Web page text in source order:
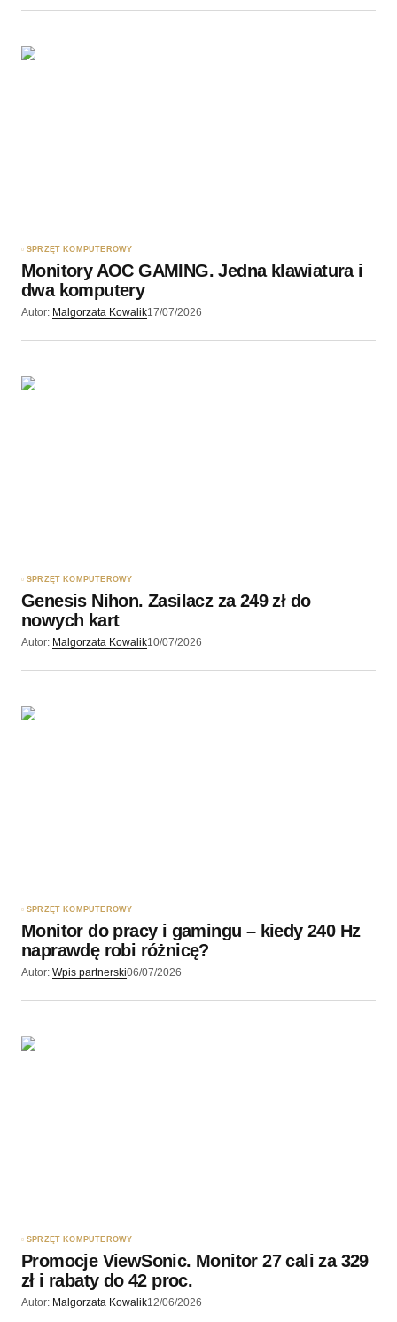
SPRZĘT KOMPUTEROWY
Monitory AOC GAMING. Jedna klawiatura i
dwa komputery
Autor: Malgorzata Kowalik17/07/2026
SPRZĘT KOMPUTEROWY
Genesis Nihon. Zasilacz za 249 zł do
nowych kart
Autor: Malgorzata Kowalik10/07/2026
SPRZĘT KOMPUTEROWY
Monitor do pracy i gamingu – kiedy 240 Hz
naprawdę robi różnicę?
Autor: Wpis partnerski06/07/2026
SPRZĘT KOMPUTEROWY
Promocje ViewSonic. Monitor 27 cali za 329
zł i rabaty do 42 proc.
Autor: Malgorzata Kowalik12/06/2026